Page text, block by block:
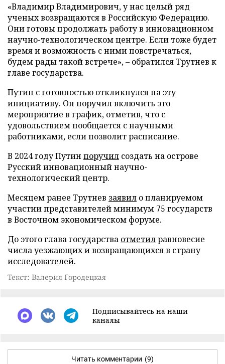
«Владимир Владимирович, у нас целый ряд
ученых возвращаются в Российскую Федерацию.
Они готовы продолжать работу в инновационном
научно-технологическом центре. Если тоже будет
время и возможность с ними повстречаться,
будем рады такой встрече», – обратился Трутнев к
главе государства.
Путин с готовностью откликнулся на эту
инициативу. Он поручил включить это
мероприятие в график, отметив, что с
удовольствием пообщается с научными
работниками, если позволит расписание.
В 2024 году Путин поручил создать на острове
Русский инновационный научно-
технологический центр.
Месяцем ранее Трутнев заявил о планируемом
участии представителей минимум 75 государств
в Восточном экономическом форуме.
До этого глава государства отметилравновесие
числа уезжающих и возвращающихся в страну
исследователей.
Текст: Валерия Городецкая
Подписывайтесь на наши
каналы
Читать комментарии (9)